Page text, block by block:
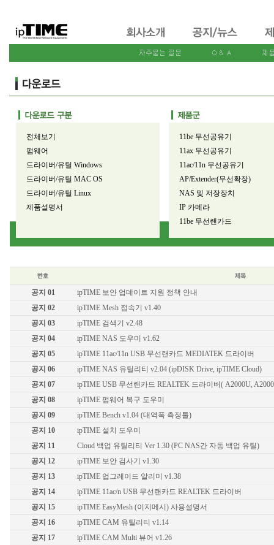
전체보기
펌웨어
드라이버/유틸 Windows
드라이버/유틸 MAC OS
드라이버/유틸 Linux
제품설명서
11be 무선공유기
11ax 무선공유기
11ac/11n 무선공유기
AP/Extender(무선확장)
NAS 및 저장장치
IP 카메라
11be 무선랜카드
기가비트 허브
공지 01
ipTIME 보안 업데이트 지원 정책 안내
공지 02
ipTIME Mesh 접속기 v1.40
공지 03
ipTIME 검색기 v2.48
공지 04
ipTIME NAS 도우미 v1.62
공지 05
ipTIME 11ac/11n USB 무선랜카드 MEDIATEK 드라이버
공지 06
ipTIME NAS 유틸리티 v2.04 (ipDISK Drive, ipTIME Cloud)
공지 07
ipTIME USB 무선랜카드 REALTEK 드라이버( A2000U,
공지 08
ipTIME 펌웨어 복구 도우미
공지 09
ipTIME Bench v1.04 (대역폭 측정툴)
공지 10
ipTIME 설치 도우미
공지 11
Cloud 백업 유틸리티 Ver 1.30 (PC NAS간 자동 백업 유틸)
공지 12
ipTIME 보안 검사기 v1.30
공지 13
ipTIME 업그레이드 알리미 v1.38
공지 14
ipTIME 11ac/n USB 무선랜카드 REALTEK 드라이버
공지 15
ipTIME EasyMesh (이지메시) 사용설명서
공지 16
ipTIME CAM 유틸리티 v1.14
공지 17
ipTIME CAM Multi 뷰어 v1.26